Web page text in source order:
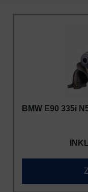
BMW E90 335i